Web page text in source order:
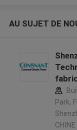
AU SUJET DE
Park,
CHINE